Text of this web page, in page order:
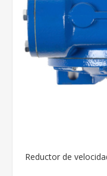
Reductor de